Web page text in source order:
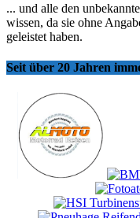
... und alle den
wissen, da sie ohne
geleistet haben.
Seit über 20 Jahren